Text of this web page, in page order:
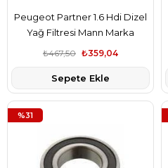
Peugeot Partner 1.6 Hdi Dizel
Yağ Filtresi Mann Marka
1109.AY
₺359,04
₺467,50
Sepete Ekle
%31